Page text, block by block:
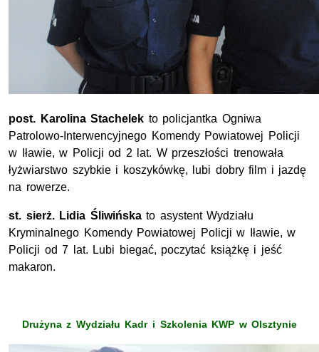
post. Karolina Stachelek to policjantka Ogniwa
Patrolowo-Interwencyjnego Komendy Powiatowej Policji
w Iławie, w Policji od 2 lat. W przeszłości trenowała
łyżwiarstwo szybkie i koszykówkę, lubi dobry film i jazdę
na rowerze.
st. sierż. Lidia Śliwińskato asystent Wydziału
Kryminalnego Komendy Powiatowej Policji w Iławie, w
Policji od 7 lat. Lubi biegać, poczytać książkę i jeść
makaron.
Drużyna z Wydziału Kadr i Szkolenia KWP w Olsztynie